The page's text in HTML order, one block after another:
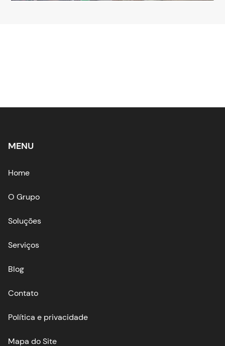
MENU
Home
O Grupo
Soluções
Serviços
Blog
Contato
Política e privacidade
Mapa do Site